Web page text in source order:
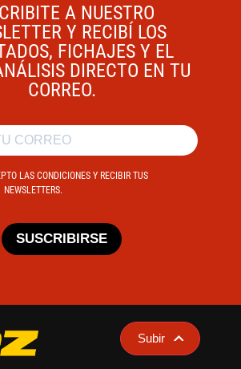
A NUESTRO
Y RECIBÍ LOS
FICHAJES Y EL
DIRECTO EN TU
CORREO.
LAS CONDICIONES Y RECIBIR TUS
NEWSLETTERS.
SUSCRIBIRSE
Subir